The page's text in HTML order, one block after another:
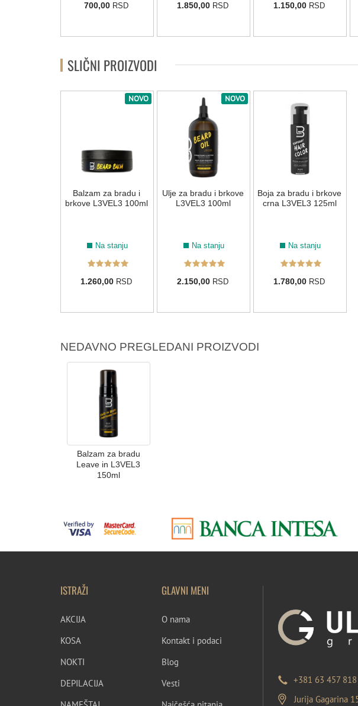
700,00 RSD 1.850,00 RSD 1.150,00 RSD
SLIČNI PROIZVODI
NOVO
Balzam za bradu i
brkove L3VEL3 100ml
Na stanju
1.260,00 RSD
NOVO
Ulje za bradu i brkove
L3VEL3 100ml
Na stanju
2.150,00 RSD
Boja za bradu i brkove
crna L3VEL3 125ml
Na stanju
1.780,00 RSD
NEDAVNO PREGLEDANI PROIZVODI
Balzam za bradu
Leave in L3VEL3
150ml
ISTRAŽI
AKCIJA
KOSA
NOKTI
DEPILACIJA
GLAVNI MENI
O nama
Kontakt i podaci
Blog
Vesti
+381 63 457 818
Jurija Gagarina